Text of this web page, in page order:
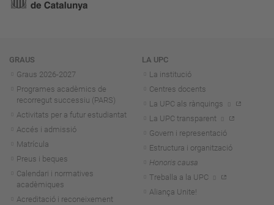
Navegació
GRAUS
Graus 2026-2027
Programes acadèmics de
recorregut successiu (PARS)
Activitats per a futur estudiantat
Accés i admissió
Matrícula
Preus i beques
Calendari i normatives
acadèmiques
Acreditació i reconeixement
LA UPC
La institució
Centres docents
La UPC als rànquings
La UPC transparent
Govern i representació
Estructura i organització
Honoris causa
Treballa a la UPC
Aliança Unite!